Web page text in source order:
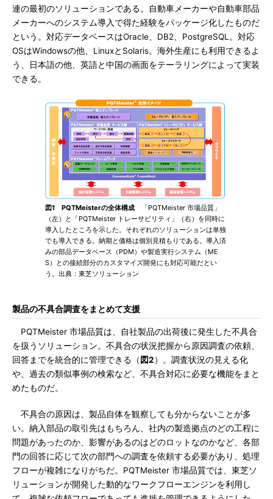
連の最初のソリューションである。自動車メーカーや自動車部品
メーカーへのシステム導入で得た経験をパッケージ化したものだ
という。対応データベースはOracle、DB2、PostgreSQL。対応
OSはWindowsの他、LinuxとSolaris。海外生産にも利用できるよ
う、日本語の他、英語と中国の画面をテーラリングによって実装
できる。
図1 PQTMeisterの全体構成 「PQTMeister 市場品質」
（左）と「PQTMeister トレーサビリティ」（右）を同時に
導入したところを示した。それぞれのソリューションは単独
でも導入できる。納期と価格は個別見積もりである。導入済
みの部品データベース（PDM）や製造実行システム（ME
S）との接続部分のカスタマイズ開発にも対応可能だとい
う。出典：東芝ソリューション
製品の不具合調査をまとめて支援
PQTMeister 市場品質は、自社製品の出荷後に発生した不具合
を扱うソリューション。不具合の状況把握から原因調査の依頼、
回答までを統合的に管理できる（図2）。調査状況の見える化
や、過去の類似事例の検索など、不具合対応に必要な機能をまと
めたものだ。
不具合の原因は、製品自体を観察しても分からないことが多
い。納入部品の取引先はもちろん、社内の製造拠点のどの工程に
問題があったのか、影響があるのはどのロットなのかなど、各部
門の回答に応じて次の部門への調査を依頼する必要があり、処理
フローが複雑になりがちだ。PQTMeister 市場品質では、東芝ソ
リューションが開発した動的なワークフローエンジンを利用し